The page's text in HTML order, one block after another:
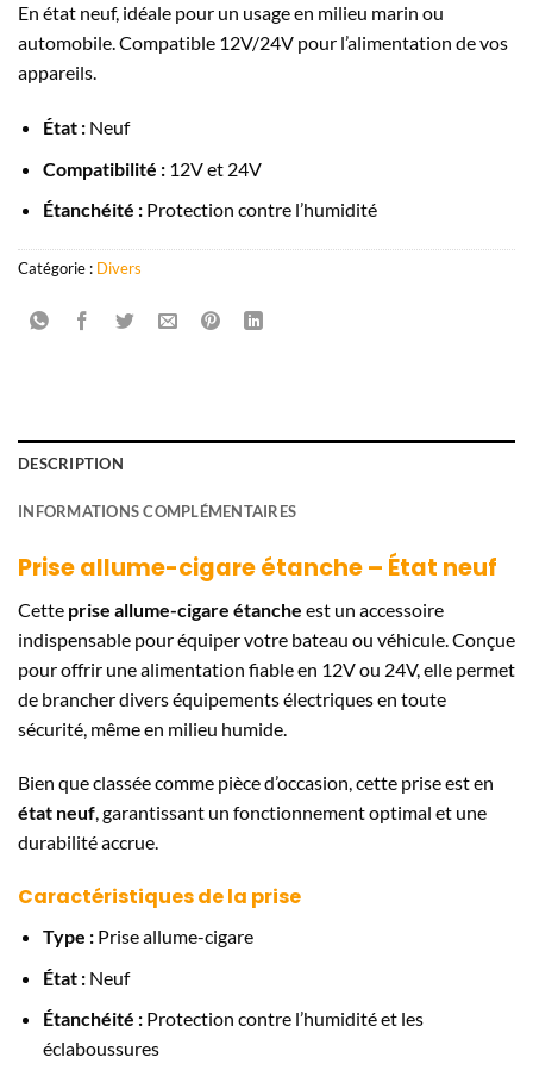
En état neuf, idéale pour un usage en milieu marin ou
automobile. Compatible 12V/24V pour l’alimentation de vos
appareils.
État :Neuf
Compatibilité :12V et 24V
Étanchéité :Protection contre l’humidité
Catégorie : Divers
DESCRIPTION
INFORMATIONS COMPLÉMENTAIRES
Prise allume-cigare étanche – État neuf
Cette prise allume-cigare étanche est un accessoire
indispensable pour équiper votre bateau ou véhicule. Conçue
pour offrir une alimentation fiable en 12V ou 24V, elle permet
de brancher divers équipements électriques en toute
sécurité, même en milieu humide.
Bien que classée comme pièce d’occasion, cette prise est en
état neuf, garantissant un fonctionnement optimal et une
durabilité accrue.
Caractéristiques de la prise
Type :Prise allume-cigare
État :Neuf
Étanchéité :Protection contre l’humidité et les
éclaboussures